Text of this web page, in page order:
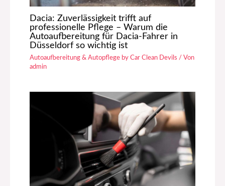
Dacia: Zuverlässigkeit trifft auf
professionelle Pflege – Warum die
Autoaufbereitung für Dacia-Fahrer in
Düsseldorf so wichtig ist
Autoaufbereitung & Autopflege by Car Clean Devils / Von
admin